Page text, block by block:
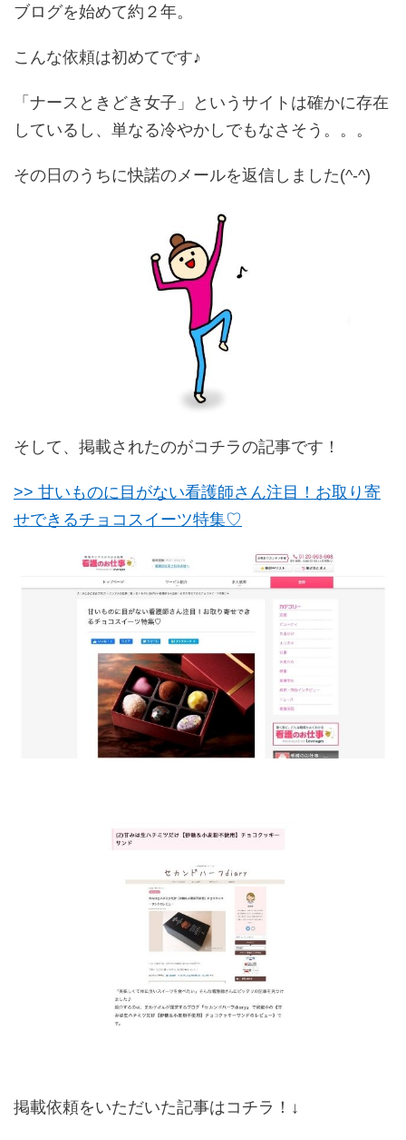
ブログを始めて約２年。
こんな依頼は初めてです♪
「ナースときどき女子」というサイトは確かに存在
しているし、単なる冷やかしでもなさそう。。。
その日のうちに快諾のメールを返信しました(^-^)
そして、掲載されたのがコチラの記事です！
>> 甘いものに目がない看護師さん注目！お取り寄
せできるチョコスイーツ特集♡
掲載依頼をいただいた記事はコチラ！↓